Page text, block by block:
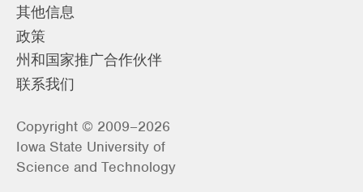
其他信息
政策
州和国家推广合作伙伴
联系我们
Copyright © 2009–2026
Iowa State University of
Science and Technology